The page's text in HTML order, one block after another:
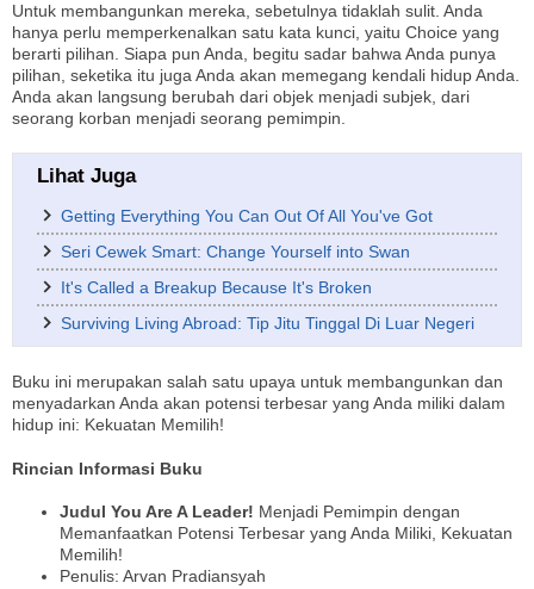
Untuk membangunkan mereka, sebetulnya tidaklah sulit. Anda
hanya perlu memperkenalkan satu kata kunci, yaitu Choice yang
berarti pilihan. Siapa pun Anda, begitu sadar bahwa Anda punya
pilihan, seketika itu juga Anda akan memegang kendali hidup Anda.
Anda akan langsung berubah dari objek menjadi subjek, dari
seorang korban menjadi seorang pemimpin.
Lihat Juga
Getting Everything You Can Out Of All You've Got
Seri Cewek Smart: Change Yourself into Swan
It's Called a Breakup Because It's Broken
Surviving Living Abroad: Tip Jitu Tinggal Di Luar Negeri
Buku ini merupakan salah satu upaya untuk membangunkan dan
menyadarkan Anda akan potensi terbesar yang Anda miliki dalam
hidup ini: Kekuatan Memilih!
Rincian Informasi Buku
Judul You Are A Leader! Menjadi Pemimpin dengan
Memanfaatkan Potensi Terbesar yang Anda Miliki, Kekuatan
Memilih!
Penulis: Arvan Pradiansyah